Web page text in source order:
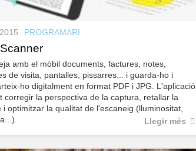
PROGRAMARI
amb el mòbil documents, factures, notes,
de visita, pantalles, pissarres... i guarda-ho i
ho digitalment en format PDF i JPG. L'aplicació
corregir la perspectiva de la captura, retallar la
i optimitzar la qualitat de l'escaneig (lluminositat,
Llegir més